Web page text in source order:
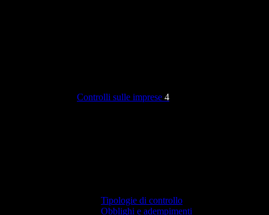
Controlli sulle imprese 4
Tipologie di controllo
Obblighi e adempimenti